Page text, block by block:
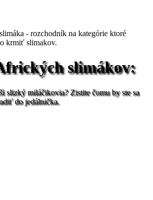
slimákov:
slizký miláčikovia? Zistite čomu by ste sa
do jedálnička.